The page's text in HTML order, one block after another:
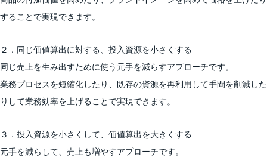
することで実現できます。
２．同じ価値算出に対する、投入資源を小さくする
同じ売上を生み出すために使う元手を減らすアプローチです。
業務プロセスを短縮化したり、既存の資源を再利用して手間を削減した
りして業務効率を上げることで実現できます。
３．投入資源を小さくして、価値算出を大きくする
元手を減らして、売上も増やすアプローチです。